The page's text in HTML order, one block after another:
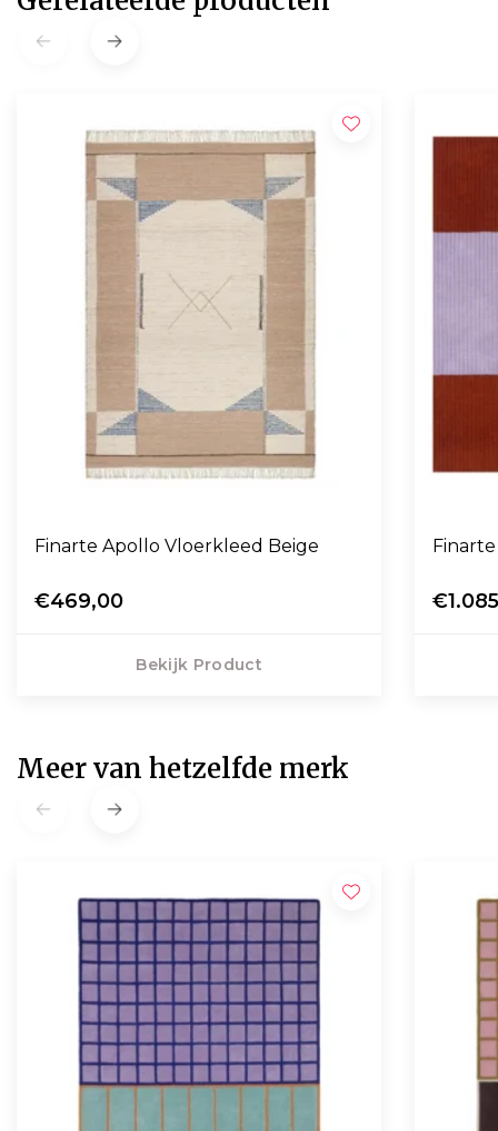
Finarte Apollo Vloerkleed Beige
€469,00
Bekijk Product
Meer van hetzelfde merk